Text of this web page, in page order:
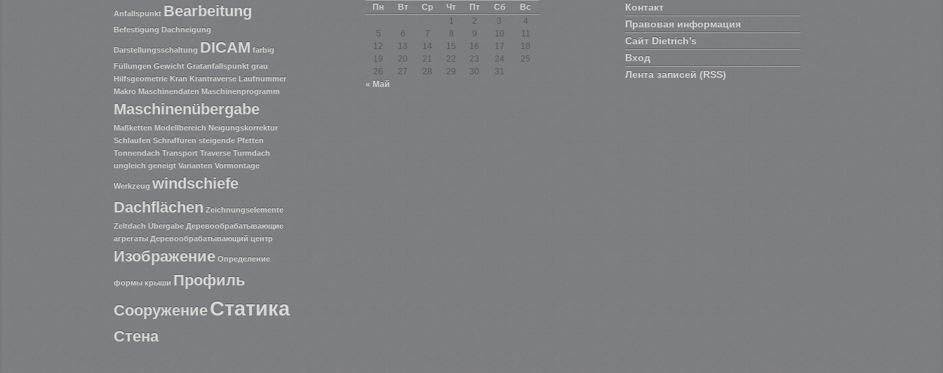
Anfallspunkt Bearbeitung
Befestigung Dachneigung
Darstellungsschaltung DICAM farbig
Füllungen Gewicht Gratanfallspunkt grau
Hilfsgeometrie Kran Krantraverse Laufnummer
Makro Maschinendaten Maschinenprogramm
Maschinenübergabe
Maßketten Modellbereich Neigungskorrektur
Schlaufen Schraffuren steigende Pfetten
Tonnendach Transport Traverse Turmdach
ungleich geneigt Varianten Vormontage
Werkzeug windschiefe
Dachflächen Zeichnungselemente
Zeltdach Übergabe Деревообрабатывающие
агрегаты Деревообрабатывающий центр
Изображение Определение
формы крыши Профиль
СооружениеСтатика
Стена
Пн Вт Ср Чт Пт Сб
Вс
1
2 3
4
5
6 7 8 9 10
11
12
13 14 15 16 17
18
19
20 21 22 23 24
25
26
27 28 29 30
31
« Май
Контакт
Правовая информация
Сайт Dietrich’s
Вход
Лента записей (RSS)